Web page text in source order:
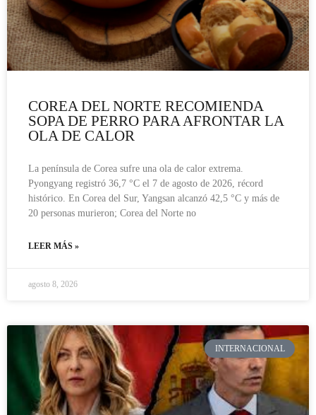
COREA DEL NORTE RECOMIENDA
SOPA DE PERRO PARA AFRONTAR LA
OLA DE CALOR
La península de Corea sufre una ola de calor extrema.
Pyongyang registró 36,7 °C el 7 de agosto de 2026, récord
histórico. En Corea del Sur, Yangsan alcanzó 42,5 °C y más de
20 personas murieron; Corea del Norte no
LEER MÁS »
agosto 8, 2026
INTERNACIONAL